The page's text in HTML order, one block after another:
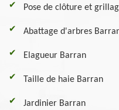
Pose de clôture et
Abattage d'arbres
Elagueur Barran
Taille de haie Barran
Jardinier Barran